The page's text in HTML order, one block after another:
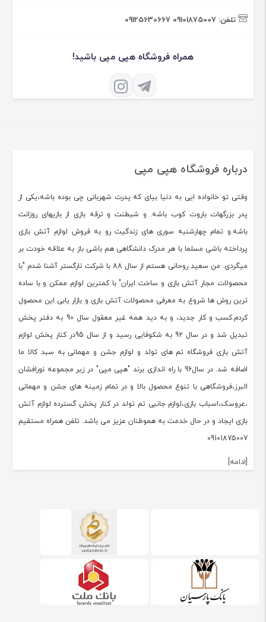
تلفن: 09101875007
09125630667
همراه فروشگاه هپی مپی باشید!
درباره فروشگاه هپی مپی
وقتی تو خانواده ایی به دنیا بیای که پدرت شهربانی چی بوده باشه،یکی از
پدر بزرگهات باروت کوب باشه. و شیطنت و ترقه بازی از بازیهای روزانت
باشه.و تمام چهارشنبه سوری های زندگیت رو به فروش لوازم آتش بازی
پرداخته باشی مسلما با هر مدرک دانشگاهی هم باشی باز به علاقه خودت بر
میگردی. من سعید روحانی هستم از سال 88 با شرکت نارگستر آشنا شدم "با
محصولات مجار آتش بازی و ساخت ایران" با کمترین لوازم ممکن و با ساده
ترین روش ها شروع به معرفی محصولات آتش بازی و بازار یابی این محصول
کردم.کسب و کار جدید، و به دید همه غیر معقول سال 90 به دفتر پخش
تبدیل شد و در سال 92 به شکوفایی رسید و از سال 95در کنار پخش لوازم
آتش بازی فروشگاه تم های تولد و لوازم جشن و مهمانی به سبد کالا ما
اضافه شد. در سال96 با راه اندازی برند "هپی مپی" در زیر مجموعه نورافشان
البرز،فروشگاهی با تنوع محصول بالا و در تمام زمینه های جشن و مهمانی
،عروسک،اسباب بازی،لوازم جانبی تم تولد در کنار پخش گسترده لوازم آتش
بازی ایجاد و در حال خدمت به هموطنان عزیز می باشد. تلفن همراه مستقیم
09101875007
[ادامه]